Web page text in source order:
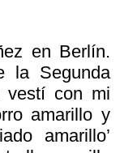
en Berlín.
la Segunda
vestí con mi
amarillo y
amarillo’